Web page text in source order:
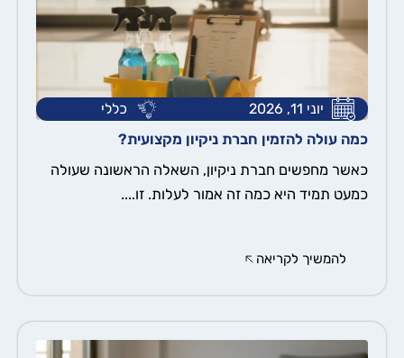
יוני 11, 2026
כללי
כמה עולה להזמין חברת ניקיון מקצועית?
כאשר מחפשים חברת ניקיון, השאלה הראשונה שעולה
כמעט תמיד היא כמה זה אמור לעלות. זו....
להמשיך לקריאה